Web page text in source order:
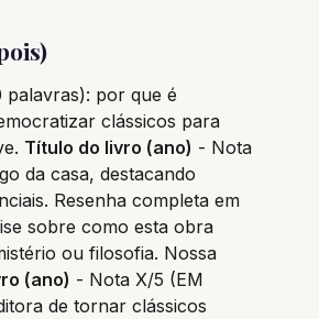
palavras): por que é
clássicos para
Título do livro (ano) - Nota
da casa, destacando
Resenha completa em
sobre como esta obra
ou filosofia. Nossa
(ano) - Nota X/5 (EM
de tornar clássicos